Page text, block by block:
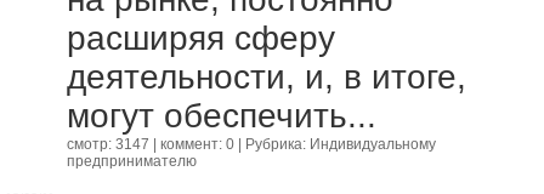
расширяя сферу
деятельности, и, в итоге,
могут обеспечить...
смотр: 3147 | коммент: 0 | Рубрика: Индивидуальному
предпринимателю